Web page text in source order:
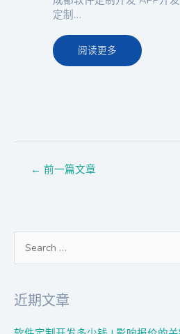
定制…
阅读更多
← 前一篇文章
近期文章